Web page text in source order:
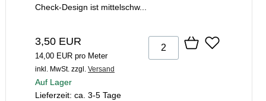
Check-Design ist mittelschw...
3,50 EUR
14,00 EUR pro Meter
inkl. MwSt. zzgl. Versand
Auf Lager
Lieferzeit: ca. 3-5 Tage